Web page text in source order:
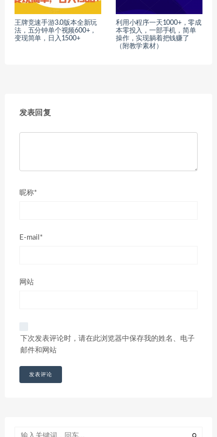
王牌竞速手游3.0版本全新玩
法，五分钟单个视频600+，
变现简单，日入1500+
利用小程序一天1000+，零成
本零投入，一部手机，简单
操作，实现躺着把钱赚了
（附教学素材）
发表回复
昵称*
E-mail*
网站
下次发表评论时，请在此浏览器中保存我的姓名、电子
邮件和网站